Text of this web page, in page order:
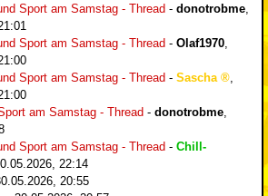
Sport am Samstag - Thread - donotrobme
Sport am Samstag - Thread - Olaf1970
Sport am Samstag - Thread - Sascha
am Samstag - Thread - donotrobme
Sport am Samstag - Thread - Chill-
22:14
20:55